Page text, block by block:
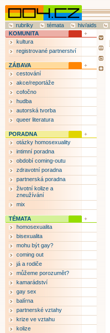
rubriky témata hiv/aids
KOMUNITA
kultura
registrované partnerství
ZÁBAVA
cestování
akce/reportáže
cofočno
hudba
autorská tvorba
queer literatura
PORADNA
otázky homosexuality
intimní poradna
období coming-outu
zdravotní poradna
partnerská poradna
životní kolize a
zneužívání
mix
TÉMATA
homosexualita
bisexualita
mohu být gay?
coming out
já a rodiče
můžeme porozumět?
kamarádství
gay sex
balírna
partnerské vztahy
krize ve vztahu
kolize